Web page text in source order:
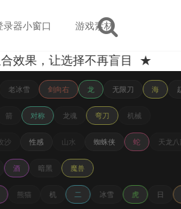
录器小窗口 游戏素材
，让选择不再盲目 ★
老冰雪 剑向右 龙 无限刀 海
箭 对称 龙魂 弯刀 机械
沙 性感 山水 蜘蛛侠 蛇 天龙八
酒 暗黑 魔兽
熊猫 机 二 冰雪 虎 日